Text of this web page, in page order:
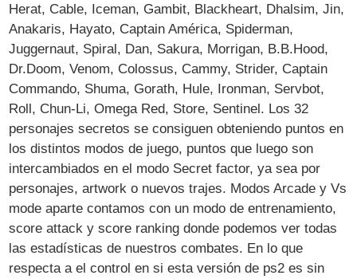
Herat, Cable, Iceman, Gambit, Blackheart, Dhalsim, Jin,
Anakaris, Hayato, Captain América, Spiderman,
Juggernaut, Spiral, Dan, Sakura, Morrigan, B.B.Hood,
Dr.Doom, Venom, Colossus, Cammy, Strider, Captain
Commando, Shuma, Gorath, Hule, Ironman, Servbot,
Roll, Chun-Li, Omega Red, Store, Sentinel. Los 32
personajes secretos se consiguen obteniendo puntos en
los distintos modos de juego, puntos que luego son
intercambiados en el modo Secret factor, ya sea por
personajes, artwork o nuevos trajes. Modos Arcade y Vs
mode aparte contamos con un modo de entrenamiento,
score attack y score ranking donde podemos ver todas
las estadísticas de nuestros combates. En lo que
respecta a el control en si esta versión de ps2 es sin